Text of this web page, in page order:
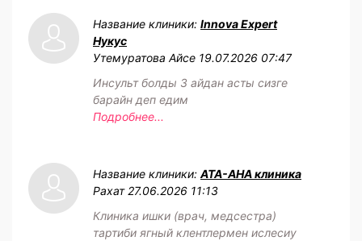
Название клиники: Innova Expert
Нукус
Утемуратова Айсе 19.07.2026 07:47
Инсульт болды 3 айдан асты сизге
барайн деп едим
Подробнее...
Название клиники:АТА-АНА клиника
Рахат 27.06.2026 11:13
Клиника ишки (врач, медсестра)
тартиби ягный клентлермен ислесиу